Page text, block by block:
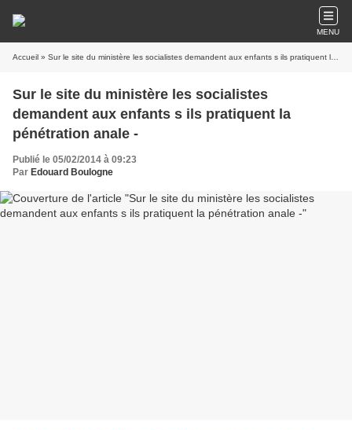
MENU
Accueil » Sur le site du ministère les socialistes demandent aux enfants s ils pratiquent la pénétration anale -
Sur le site du ministère les socialistes
demandent aux enfants s ils pratiquent la
pénétration anale -
Publié le 05/02/2014 à 09:23
Par Edouard Boulogne